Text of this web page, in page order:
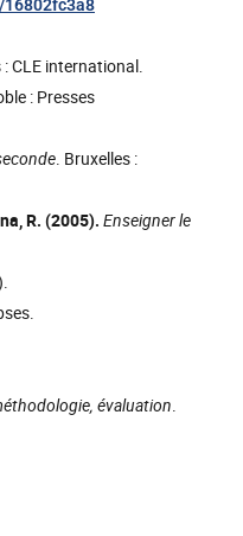
: CLE international.
: Presses
. Bruxelles :
R. (2005). Enseigner le
évaluation.